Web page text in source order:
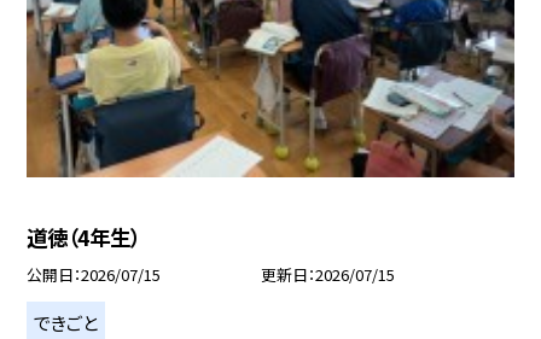
道徳（4年生）
公開日 2026/07/15 更新日 2026/07/15
できごと